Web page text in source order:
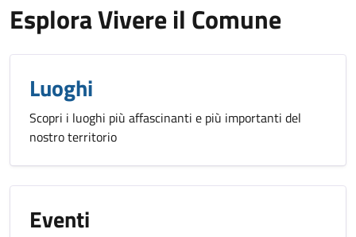
Esplora Vivere il Comune
Luoghi
Scopri i luoghi più affascinanti e più importanti del
nostro territorio
Eventi